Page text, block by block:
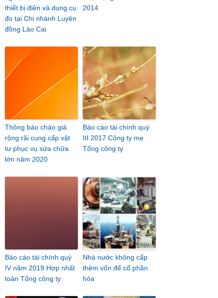
thiết bị điện và dụng cụ
đo tại Chi nhánh Luyện
đồng Lào Cai
2014
Thông báo chào giá
rộng rãi cung cấp vật
tư phục vụ sửa chữa
lớn năm 2020
Báo cáo tài chính quý
III 2017 Công ty mẹ
Tổng công ty
Báo cáo tài chính quý
IV năm 2019 Hợp nhất
toàn Tổng công ty
Nhà nước không cấp
thêm vốn để cổ phần
hóa